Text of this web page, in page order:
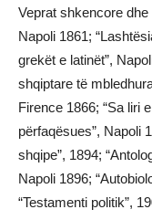
Veprat shkencore dhe
Napoli 1861;
grekët e latinët”,
shqiptare të
Firence 1866; “Sa liri
përfaqësues”, Napoli
shqipe”, 1894;
Napoli 1896;
“Testamenti politik”,